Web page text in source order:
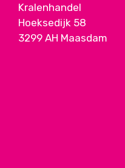
Kralenhandel
Hoeksedijk 58
3299 AH Maasdam